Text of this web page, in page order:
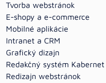
Tvorba webstránok
E-shopy a e-commerce
Mobilné aplikácie
Intranet a CRM
Grafický dizajn
Redakčný systém Kabernet
Redizajn webstránok